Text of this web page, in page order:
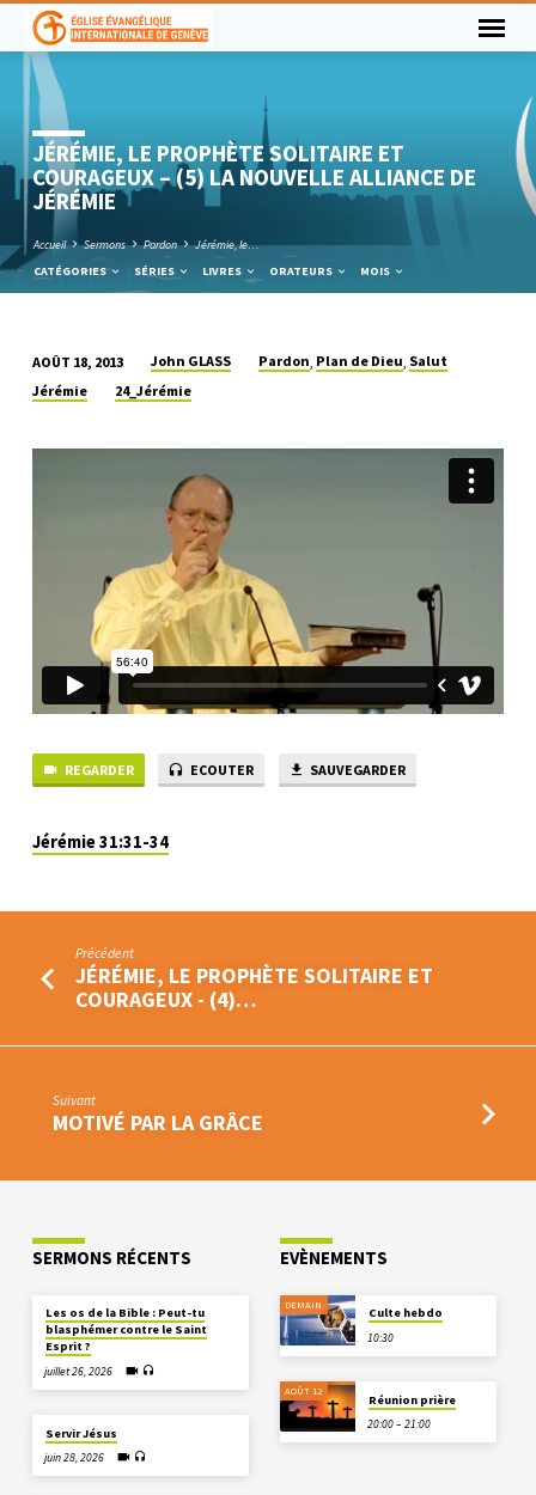
JÉRÉMIE, LE PROPHÈTE SOLITAIRE ET
COURAGEUX – (5) LA NOUVELLE ALLIANCE DE
JÉRÉMIE
Accueil Sermons Pardon
Jérémie, le…
CATÉGORIES
SÉRIES LIVRES ORATEURS MOIS
JÉRÉMIE,
PROPHÈTE
COURAGEUX
NOUVELLE
ALLIANCE
DE
AOÛT 18, 2013 John GLASS Pardon, Plan de Dieu, Salut
Jérémie
24_Jérémie
REGARDER ECOUTER SAUVEGARDER
Jérémie 31:31-34
Précédent
JÉRÉMIE, LE PROPHÈTE SOLITAIRE ET
COURAGEUX - (4)…
Suivant
MOTIVÉ PAR LA GRÂCE
SERMONS RÉCENTS
Les os de la Bible : Peut-tu
blasphémer contre le Saint
Esprit ?
juillet 26, 2026
Servir Jésus
juin 28, 2026
EVÈNEMENTS
DEMAIN
Culte hebdo
10:30
AOÛT 12
Réunion prière
20:00 – 21:00